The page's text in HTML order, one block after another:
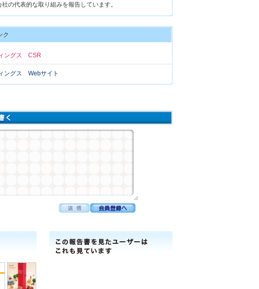
の代表的な取り組みを報告しています。
ク
ングス CSR
ングス Webサイト